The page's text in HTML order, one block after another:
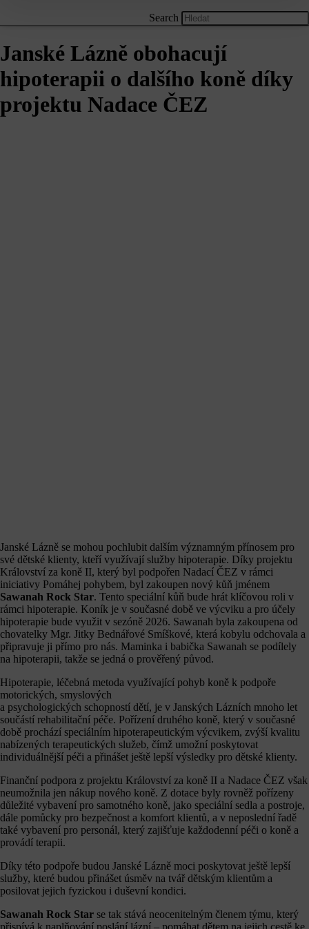
Search
Janské Lázně obohacují
hipoterapii o dalšího koně díky
projektu Nadace ČEZ
Janské Lázně se mohou pochlubit dalším významným přínosem pro
své dětské klienty, kteří využívají služby hipoterapie. Díky projektu
Království za koně II, který byl podpořen Nadací ČEZ v rámci
iniciativy Pomáhej pohybem, byl zakoupen nový kůň jménem
Sawanah Rock Star. Tento speciální kůň bude hrát klíčovou roli v
rámci hipoterapie. Koník je v současné době ve výcviku a pro účely
hipoterapie bude využit v sezóně 2026. Sawanah byla zakoupena od
chovatelky Mgr. Jitky Bednářové Smíškové, která kobylu odchovala a
připravuje ji přímo pro nás. Maminka i babička Sawanah se podílely
na hipoterapii, takže se jedná o prověřený původ.
Hipoterapie, léčebná metoda využívající pohyb koně k podpoře
motorických, smyslových
a psychologických schopností dětí, je v Janských Lázních mnoho let
součástí rehabilitační péče. Pořízení druhého koně, který v současné
době prochází speciálním hipoterapeutickým výcvikem, zvýší kvalitu
nabízených terapeutických služeb, čímž umožní poskytovat
individuálnější péči a přinášet ještě lepší výsledky pro dětské klienty.
Finanční podpora z projektu Království za koně II a Nadace ČEZ však
neumožnila jen nákup nového koně. Z dotace byly rovněž pořízeny
důležité vybavení pro samotného koně, jako speciální sedla a postroje,
dále pomůcky pro bezpečnost a komfort klientů, a v neposlední řadě
také vybavení pro personál, který zajišťuje každodenní péči o koně a
provádí terapii.
Díky této podpoře budou Janské Lázně moci poskytovat ještě lepší
služby, které budou přinášet úsměv na tvář dětským klientům a
posilovat jejich fyzickou i duševní kondici.
Sawanah Rock Star se tak stává neocenitelným členem týmu, který
přispívá k naplňování poslání lázní – pomáhat dětem na jejich cestě ke